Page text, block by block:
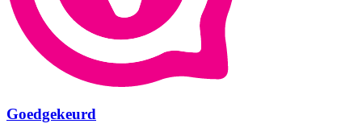
Goedgekeurd